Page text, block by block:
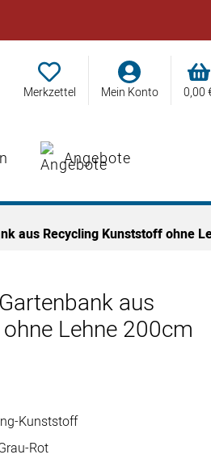
Merkzettel Mein Konto 0,00
Angebote
aus Recycling Kunststoff ohne
aus
Lehne 200cm
Kunststoff
Rot